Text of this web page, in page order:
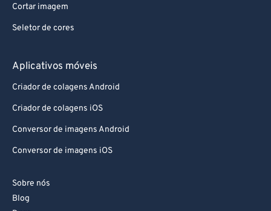
Cortar imagem
Seletor de cores
Aplicativos móveis
Criador de colagens Android
Criador de colagens iOS
Conversor de imagens Android
Conversor de imagens iOS
Sobre nós
Blog